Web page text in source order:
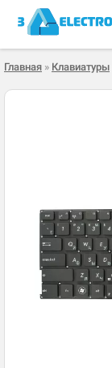
Главная » Клавиатуры